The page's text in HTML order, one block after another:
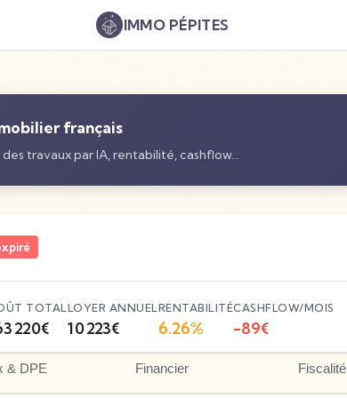
IMMOPÉPITES
français
travaux par IA, rentabilité, cashflow…
TOTAL
220€
LOYER ANNUEL
10 223€
RENTABILITÉ
6.26%
CASHFLOW/MOIS
-89€
& DPE Financier Fiscalité